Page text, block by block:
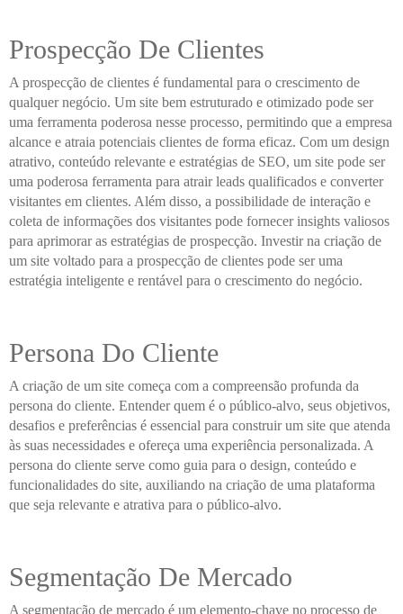
Prospecção De Clientes
A prospecção de clientes é fundamental para o crescimento de
qualquer negócio. Um site bem estruturado e otimizado pode ser
uma ferramenta poderosa nesse processo, permitindo que a empresa
alcance e atraia potenciais clientes de forma eficaz. Com um design
atrativo, conteúdo relevante e estratégias de SEO, um site pode ser
uma poderosa ferramenta para atrair leads qualificados e converter
visitantes em clientes. Além disso, a possibilidade de interação e
coleta de informações dos visitantes pode fornecer insights valiosos
para aprimorar as estratégias de prospecção. Investir na criação de
um site voltado para a prospecção de clientes pode ser uma
estratégia inteligente e rentável para o crescimento do negócio.
Persona Do Cliente
A criação de um site começa com a compreensão profunda da
persona do cliente. Entender quem é o público-alvo, seus objetivos,
desafios e preferências é essencial para construir um site que atenda
às suas necessidades e ofereça uma experiência personalizada. A
persona do cliente serve como guia para o design, conteúdo e
funcionalidades do site, auxiliando na criação de uma plataforma
que seja relevante e atrativa para o público-alvo.
Segmentação De Mercado
A segmentação de mercado é um elemento-chave no processo de